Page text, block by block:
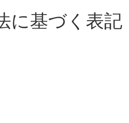
に基づく表記